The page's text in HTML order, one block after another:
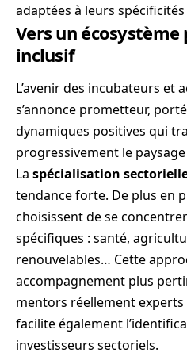
adaptées à leurs spécificités
Vers un
inclusif
L’avenir des incubateurs et
s’annonce prometteur,
dynamiques positives qui
progressivement le
La spécialisation
tendance forte. De plus en
choisissent de se
spécifiques : santé,
renouvelables… Cette
accompagnement plus
mentors réellement
facilite également
investisseurs sectoriels.